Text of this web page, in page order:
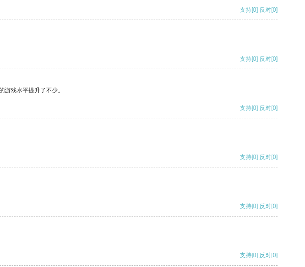
支持[0] 反对[0]
支持[0] 反对[0]
戏水平提升了不少。
支持[0] 反对[0]
支持[0] 反对[0]
支持[0] 反对[0]
支持[0] 反对[0]